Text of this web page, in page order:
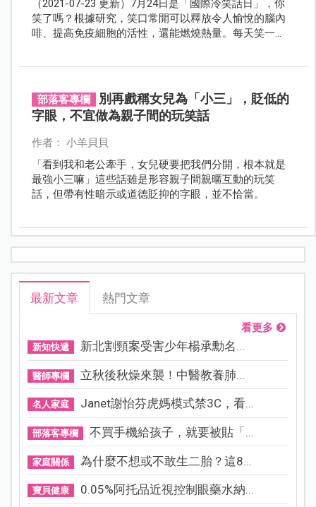
（2021-07-23 更新）7月24日是「國際冷笑話日」，你
笑了嗎？根據研究，笑口常開可以釋放令人愉悅的腦內
啡、提高免疫細胞的活性，還能燃燒熱量。每天笑一
部落客專欄
別再戲稱女兒為「小三」，貶低的
字眼，不宜做為親子間的玩笑話
作者： 小羊貝貝
「看到我和老公牽手，女兒硬要把我們分開，根本就是
最強小三嘛」這些話雖是形容親子間親暱互動的玩笑
話，但帶有性暗示或道德貶抑的字眼，並不恰當。
最新文章 熱門文章
看更多
新知快遞 新北割頸案受害少年楊承勳名...
醫師專欄 立秋後秋燥來襲！中醫教養肺...
名人家庭 Janet謝怡芬虎媽模式禁3C，看...
部落客專欄 不買手機給孩子，就要被貼「...
家庭關係 為什麼不想或不敢生二胎？這8...
寶貝健康 0.05%阿托品近視控制眼藥水納...